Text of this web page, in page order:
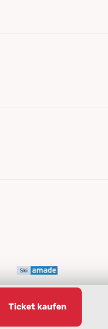
Ticket kaufen